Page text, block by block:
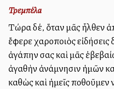
Τρεμπέλα
Τώρα δέ, ὅταν μᾶς ἦλθεν
ἔφερε χαροποιὸς εἰδήσεις
ἀγάπην σας καὶ μᾶς
ἀγαθὴν ἀνάμνησιν ἡμῶν
καθὼς καὶ ἡμεῖς ποθοῦμεν